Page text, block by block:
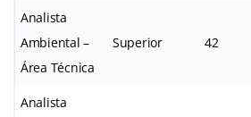
Analista
Ambiental –
Área Técnica
Superior 42
Analista